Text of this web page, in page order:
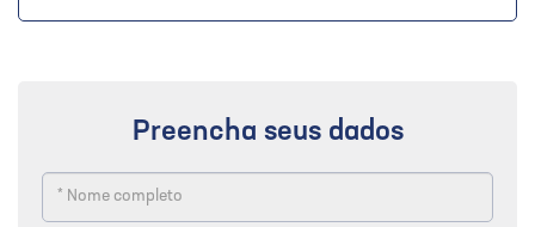
Preencha seus dados